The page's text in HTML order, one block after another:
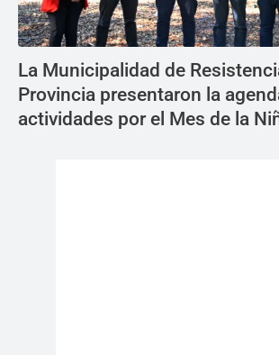
La Municipalidad de
Provincia presentaron la
actividades por el Mes de la